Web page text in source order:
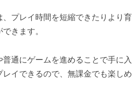
プレイ時間を短縮できたりより育
きます。
通にゲームを進めることで手に入
イできるので、無課金でも楽しめ